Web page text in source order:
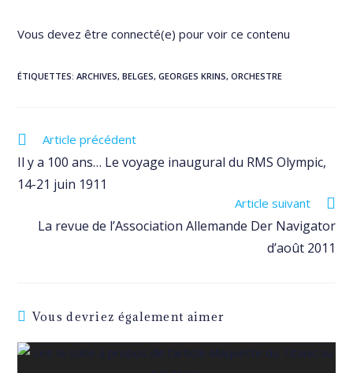
Vous devez être connecté(e) pour voir ce contenu
ÉTIQUETTES:ARCHIVES, BELGES, GEORGES KRINS, ORCHESTRE
Read
articles
Article précédent
Il y a 100 ans… Le voyage inaugural du RMS Olympic,
14-21 juin 1911
Article suivant
La revue de l’Association Allemande Der Navigator
d’août 2011
Vous devriez également aimer